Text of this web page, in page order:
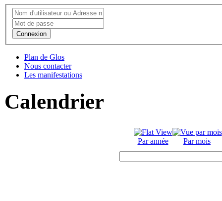
Connexion
Plan de Glos
Nous contacter
Les manifestations
Calendrier
Par année Par mois